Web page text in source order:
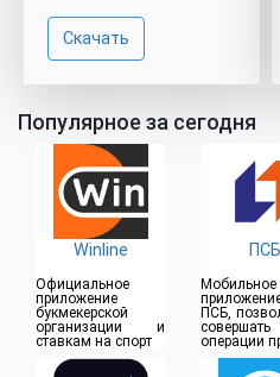
Скачать
Популярное за сегодня
Winline
Официальное
приложение
букмекерской
организации и
ставкам на спорт
ПСБ
Мобильное
ПСБ,
операции
дома